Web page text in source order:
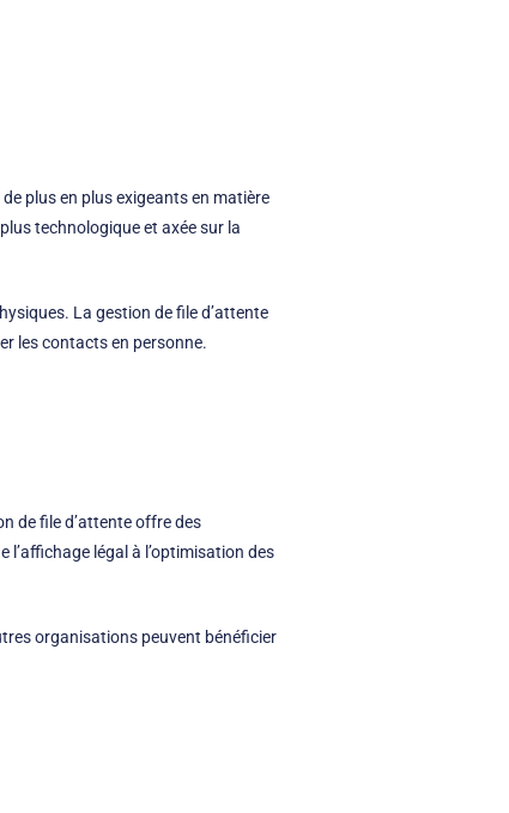
plus en plus exigeants en matière
technologique et axée sur la
La gestion de file d’attente
les contacts en personne.
de file d’attente offre des
légal à l’optimisation des
organisations peuvent bénéficier